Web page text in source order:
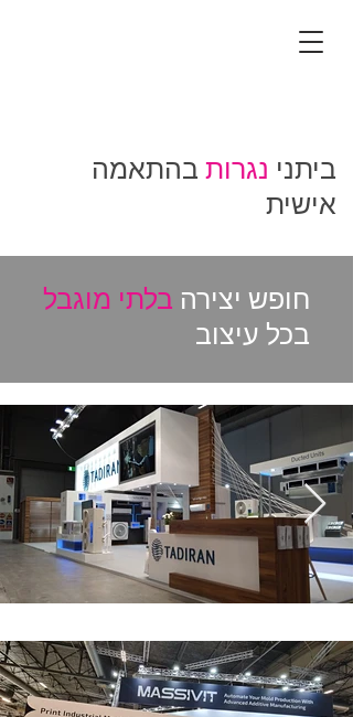
ביתני נגרות בהתאמה
אישית
חופש יצירה בלתי מוגבל
בכל עיצוב